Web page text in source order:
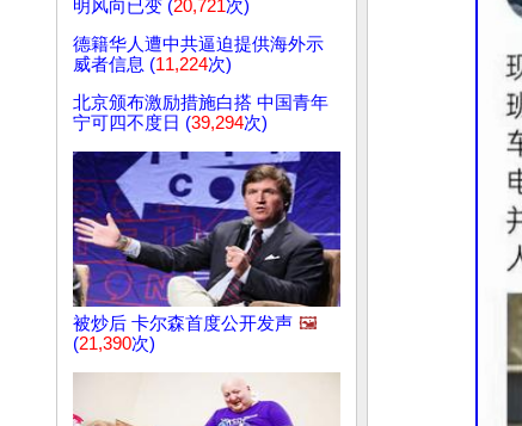
明风向已变 (20,721次)
德籍华人遭中共逼迫提供海外示
威者信息 (11,224次)
北京颁布激励措施白搭 中国青年
宁可四不度日 (39,294次)
被炒后 卡尔森首度公开发声 🖼️
(21,390次)